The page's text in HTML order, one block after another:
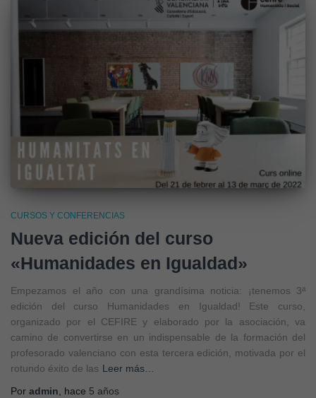
CURSOS Y CONFERENCIAS
Nueva edición del curso
«Humanidades en Igualdad»
Empezamos el año con una grandísima noticia: ¡tenemos 3ª
edición del curso Humanidades en Igualdad! Este curso,
organizado por el CEFIRE y elaborado por la asociación, va
camino de convertirse en un indispensable de la formación del
profesorado valenciano con esta tercera edición, motivada por el
rotundo éxito de las Leer más…
Por admin, hace 5 años